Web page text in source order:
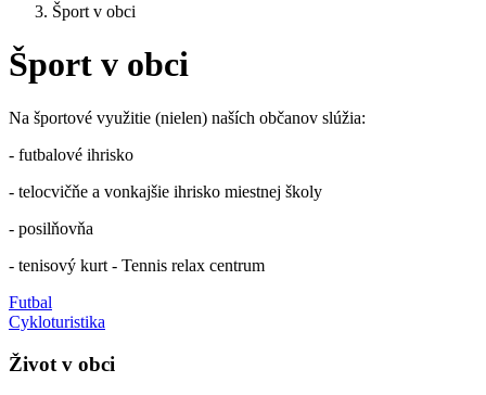
Šport v obci
Šport v obci
Na športové využitie (nielen) naších občanov slúžia:
- futbalové ihrisko
- telocvičňe a vonkajšie ihrisko miestnej školy
- posilňovňa
- tenisový kurt - Tennis relax centrum
Futbal
Cykloturistika
Život v obci